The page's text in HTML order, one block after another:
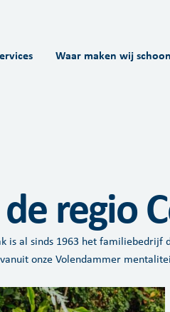
Waar maken wij schoon
regio
is al sinds 1963 het
onze Volendammer